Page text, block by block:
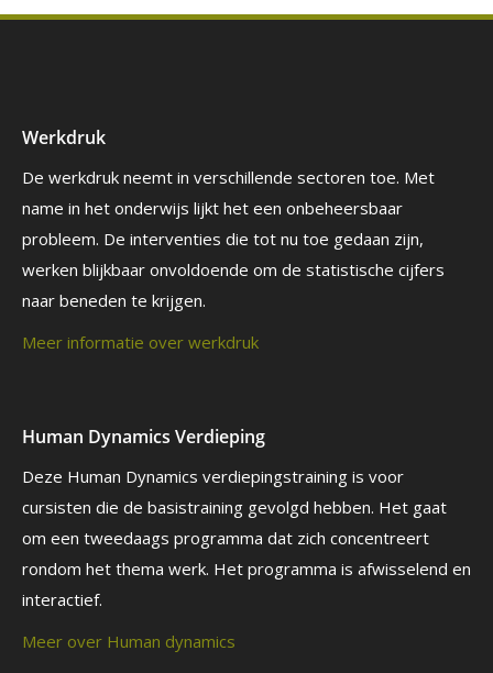
Werkdruk
De werkdruk neemt in verschillende sectoren toe. Met
name in het onderwijs lijkt het een onbeheersbaar
probleem. De interventies die tot nu toe gedaan zijn,
werken blijkbaar onvoldoende om de statistische cijfers
naar beneden te krijgen.
Meer informatie over werkdruk
Human Dynamics Verdieping
Deze Human Dynamics verdiepingstraining is voor
cursisten die de basistraining gevolgd hebben. Het gaat
om een tweedaags programma dat zich concentreert
rondom het thema werk. Het programma is afwisselend en
interactief.
Meer over Human dynamics